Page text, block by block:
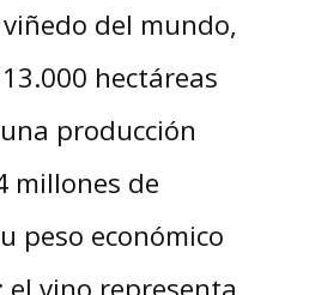
del mundo,
hectáreas
producción
millones de
peso económico
el vino representa